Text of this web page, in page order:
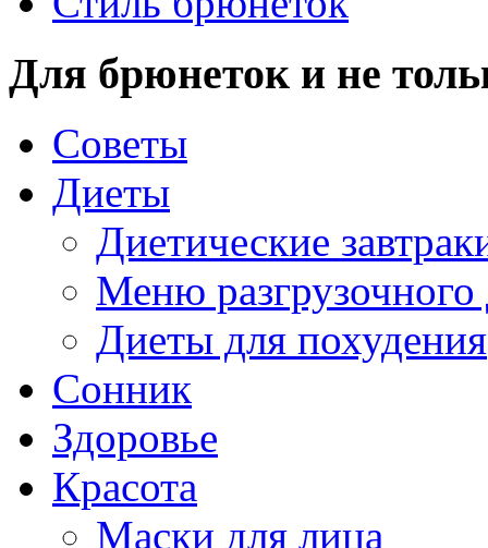
Для брюнеток и не
Советы
Диеты
Диетические
Меню разгрузочного
Диеты для похудения
Сонник
Здоровье
Красота
Маски для лица